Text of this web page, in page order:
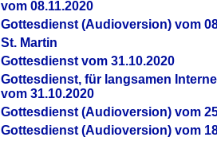
vom 08.11.2020
Gottesdienst (Audioversion) vom
St. Martin
Gottesdienst vom 31.10.2020
Gottesdienst, für langsamen
vom 31.10.2020
Gottesdienst (Audioversion) vom
Gottesdienst (Audioversion) vom